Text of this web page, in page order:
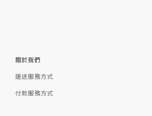
關於我們
運送服務方式
付款服務方式